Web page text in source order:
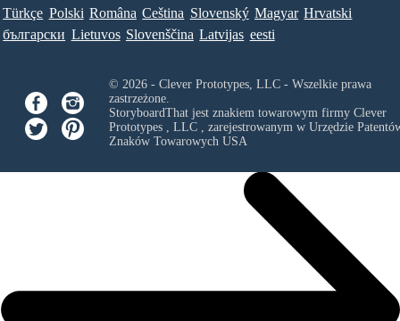
Türkçe Polski Româna Ceština Slovenský Magyar Hrvatski
български Lietuvos Slovenščina Latvijas eesti
© 2026 - Clever Prototypes, LLC - Wszelkie prawa
zastrzeżone.
StoryboardThat jest znakiem towarowym firmy Clever
Prototypes , LLC, zarejestrowanym w Urzędzie
Znaków Towarowych USA